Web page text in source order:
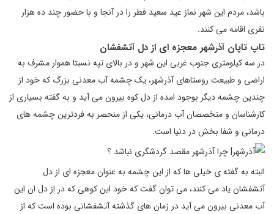
باشد، مردم این شهر نماز عید سعید فطر را در آنجا و با حضور چند ده هزار
نفری اقامه می کنند.
تاپ تاپان آذرشهر معجزه ای از دل آتشفشان
در س‍ه‌ ک‍ی‍ل‍وم‍ت‍ر‌ی‌ ج‍ن‍وب‌ ‌غ‍رب‍‍ی‌ این شهر و در ب‍‍الا‌ی‌ ت‍پ‍ه‌ ن‍س‍ب‍ت‍‍ا ‌ه‍م‍و‌ار م‍ش‍رف‌ ب‍ه‌
‌ار‌اض‍‍ی‌ و طب‍ی‍‍ع‍ت‌ روستاهای آذرشهر، یک چشمه آب معدنی بزرگ که خود از
چندین چشمه دیگر بوجود امده از دل کوه بیرون می آید و به گفته بسیاری از
کارشناسان و متخصصان آب درمانی، یکی از منحصر به فردترین چشمه های
درمانی و شفا بخش در دنیا است.
البته به گفته ی خیلی ها که از این چشمه به عنوان معجزه ای از دل
آتشفشان یاد می کنند، می توان گفت که خود این کوهی که در از دل ان این
آب معدنی بیرون می آید در زمان های گذشته آتشفشانی بوده است که از